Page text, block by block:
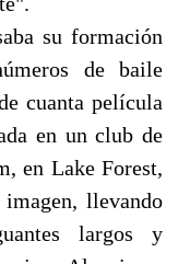
su formación
de baile
cuanta película
en un club de
en Lake Forest,
llevando
largos y